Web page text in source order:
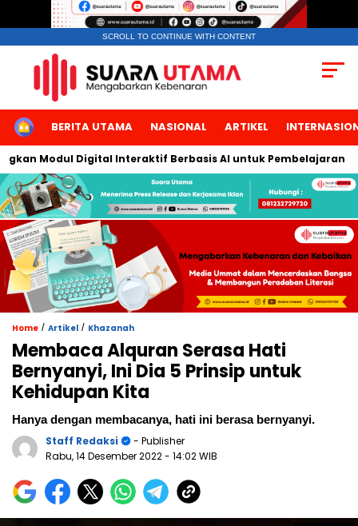
SCROLL TO CONTINUE WITH CONTENT
HOMEBERITA UTAMA NASIONAL ARTIKEL
Digital Interaktif Berbasis AI untuk Pembelajaran
Home / Artikel / Khazanah
Membaca Alquran Serasa Hati
Bernyanyi, Ini Dia 5 Prinsip untuk
Kehidupan Kita
Hanya dengan membacanya, hati ini berasa bernyanyi.
Staff Redaksi
- Publisher
Rabu, 14 Desember 2022- 14:02 WIB